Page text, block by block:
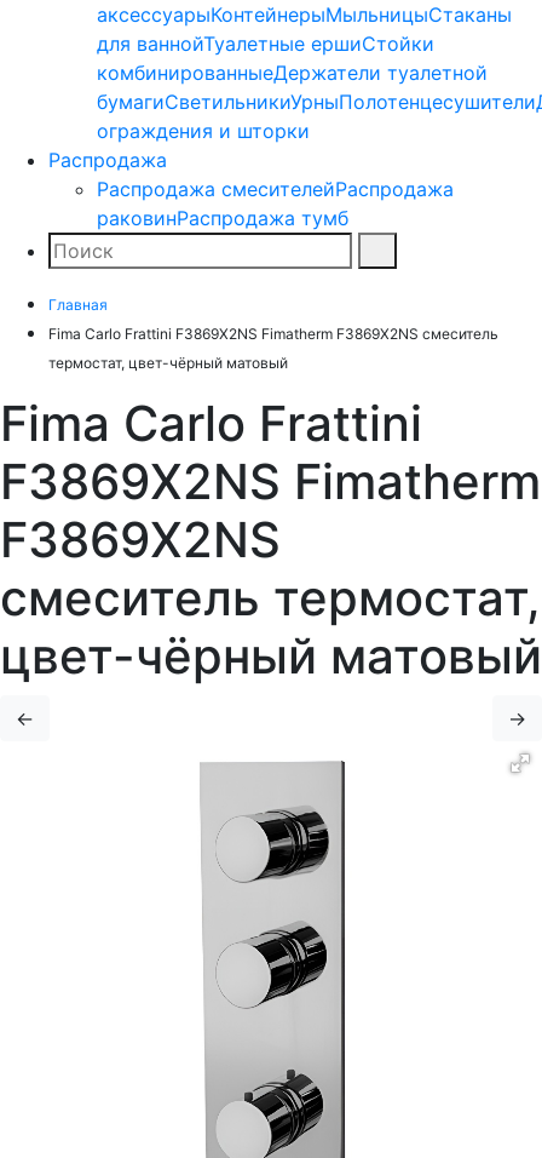
аксессуарыКонтейнерыМыльницыСтаканы
для ваннойТуалетные ершиСтойки
комбинированныеДержатели туалетной
бумагиСветильникиУрныПолотенцесушители
ограждения и шторки
Распродажа
Распродажа смесителейРаспродажа
раковинРаспродажа тумб
Поиск
Главная
Fima Carlo Frattini F3869X2NS Fimatherm F3869X2NS смеситель
термостат, цвет-чёрный матовый
Fima Carlo Frattini
F3869X2NS Fimatherm
F3869X2NS
смеситель термостат,
цвет-чёрный матовый
← →